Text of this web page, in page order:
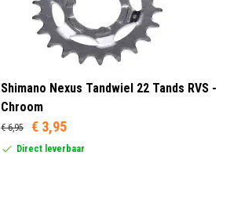
Shimano Nexus Tandwiel 22 Tands RVS -
Chroom
€ 6,95 € 3,95
Direct leverbaar